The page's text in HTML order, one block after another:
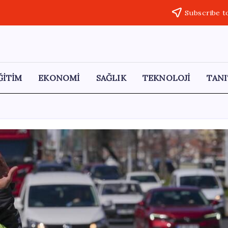
Subscribe
EKONOMİ SAĞLIK TEKNOLOJİ